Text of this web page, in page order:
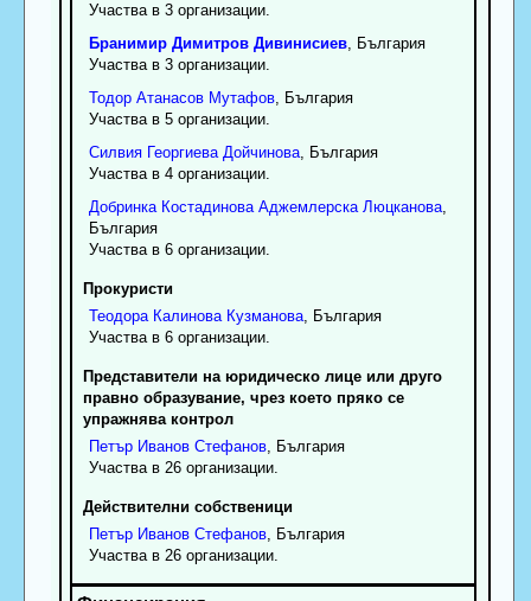
Участва в 3 организации.
Бранимир Димитров Дивинисиев, България
Участва в 3 организации.
Тодор Атанасов Мутафов, България
Участва в 5 организации.
Силвия Георгиева Дойчинова, България
Участва в 4 организации.
Добринка Костадинова Аджемлерска Люцканова,
България
Участва в 6 организации.
Прокуристи
Теодора Калинова Кузманова, България
Участва в 6 организации.
Представители на юридическо лице или друго
правно образувание, чрез което пряко се
упражнява контрол
Петър Иванов Стефанов, България
Участва в 26 организации.
Действителни собственици
Петър Иванов Стефанов, България
Участва в 26 организации.